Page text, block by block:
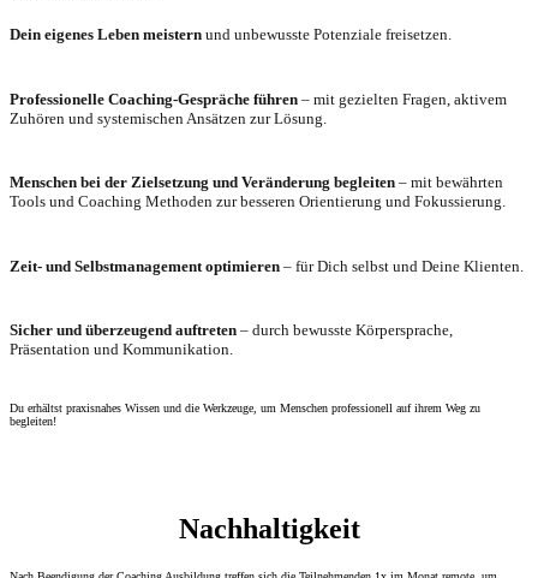
Dein eigenes Leben meistern und unbewusste Potenziale freisetzen.
Professionelle Coaching-Gespräche führen – mit gezielten Fragen, aktivem
Zuhören und systemischen Ansätzen zur Lösung.
Menschen bei der Zielsetzung und Veränderung begleiten – mit bewährten
Tools und Coaching Methoden zur besseren Orientierung und Fokussierung.
Zeit- und Selbstmanagement optimieren – für Dich selbst und Deine Klienten.
Sicher und überzeugend auftreten – durch bewusste Körpersprache,
Präsentation und Kommunikation.
Du erhältst praxisnahes Wissen und die Werkzeuge, um Menschen professionell auf ihrem Weg zu
begleiten!
Nachhaltigkeit